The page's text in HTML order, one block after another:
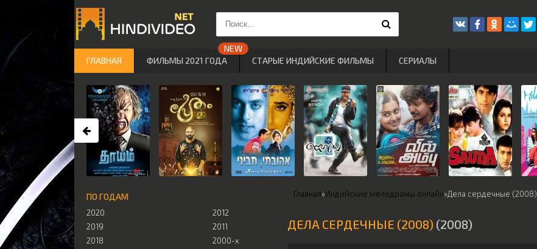
Главная»Индийские мелодрамы онлайн»Дела сердечные (2008)
ДЕЛА СЕРДЕЧНЫЕ (2008) (2008)
ПО ГОДАМ
2020
2019
2018
2012
2011
2000-х
ГЛАВНАЯ ФИЛЬМЫ 2021 ГОДА СТАРЫЕ ИНДИЙСКИЕ ФИЛЬМЫ СЕРИАЛЫ